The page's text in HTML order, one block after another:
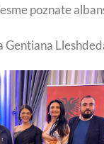
poznate